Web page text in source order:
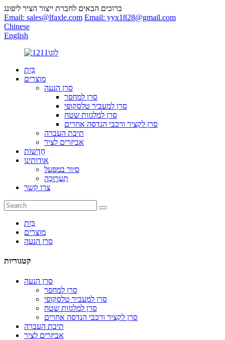
ברוכים הבאים לחברת ייצור הציר ליפונג
Email: sales@lfaxle.com Email: yyx1828@gmail.com
Chinese
English
בַּיִת
מוצרים
סרן הנעה
סרן למחפר
סרן למעביר טלסקופי
סרן למלגזות שטח
סרן לקציר ורכבי הנדסה אחרים
תיבת העברה
אביזרים לציר
חֲדָשׁוֹת
אודותינו
סיור במפעל
תַעֲרוּכָה
צרו קשר
בַּיִת
מוצרים
סרן הנעה
קטגוריות
סרן הנעה
סרן למחפר
סרן למעביר טלסקופי
סרן למלגזות שטח
סרן לקציר ורכבי הנדסה אחרים
תיבת העברה
אביזרים לציר